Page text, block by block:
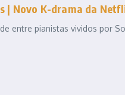
| Novo K-drama da
entre pianistas vividos por